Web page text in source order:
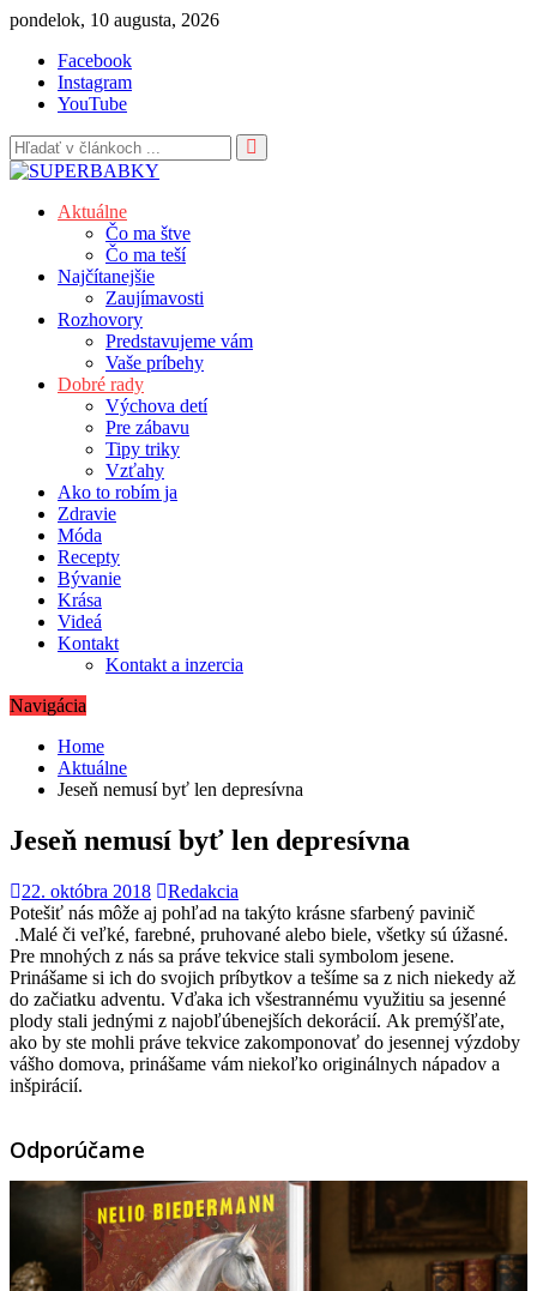
Skip
content
pondelok, 10 augusta, 2026
Facebook
Instagram
YouTube
Aktuálne
Čo ma štve
Čo ma teší
Najčítanejšie
Zaujímavosti
Rozhovory
Predstavujeme vám
Vaše príbehy
Dobré rady
Výchova detí
Pre zábavu
Tipy triky
Vzťahy
Ako to robím ja
Zdravie
Móda
Recepty
Bývanie
Krása
Videá
Kontakt
Kontakt a inzercia
Navigácia
Home
Aktuálne
Jeseň nemusí byť len depresívna
Jeseň nemusí byť len depresívna
22. októbra 2018
Redakcia
Potešiť nás môže aj pohľad na takýto krásne sfarbený pavinič
.Malé či veľké, farebné, pruhované alebo biele, všetky sú úžasné.
Pre mnohých z nás sa práve tekvice stali symbolom jesene.
Prinášame si ich do svojich príbytkov a tešíme sa z nich niekedy až
do začiatku adventu. Vďaka ich všestrannému využitiu sa jesenné
plody stali jednými z najobľúbenejších dekorácií. Ak premýšľate,
ako by ste mohli práve tekvice zakomponovať do jesennej výzdoby
vášho domova, prinášame vám niekoľko originálnych nápadov a
inšpirácií.
Odporúčame